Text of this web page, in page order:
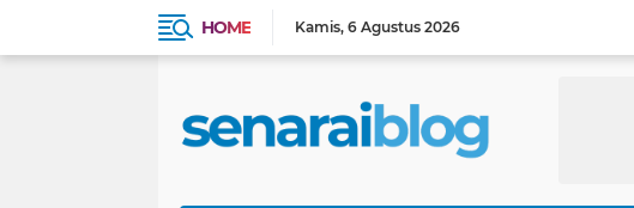
HOME Kamis 6 Agustus 2026